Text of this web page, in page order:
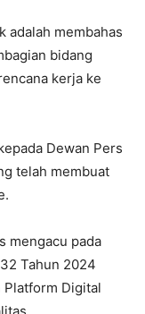
adalah membahas
bidang
kerja ke
Dewan Pers
telah membuat
mengacu pada
Tahun 2024
Platform Digital